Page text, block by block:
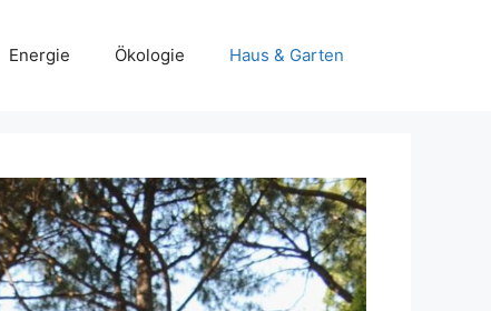
Energie Ökologie Haus & Garten